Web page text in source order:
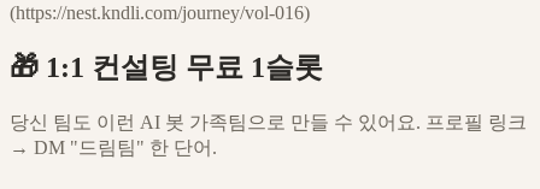
(https://nest.kndli.com/journey/vol-016)
🎁 1:1 컨설팅 무료 1슬롯
당신 팀도 이런 AI 봇 가족팀으로 만들 수 있어요. 프로필 링크
→ DM "드림팀" 한 단어.